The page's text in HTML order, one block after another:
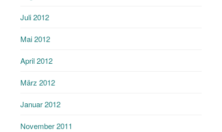
Juli 2012
Mai 2012
April 2012
März 2012
Januar 2012
November 2011